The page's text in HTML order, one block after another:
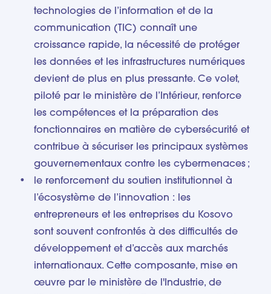
technologies de l’information et de la
communication (TIC) connaît une
croissance rapide, la nécessité de protéger
les données et les infrastructures numériques
devient de plus en plus pressante. Ce volet,
piloté par le ministère de l’Intérieur, renforce
les compétences et la préparation des
fonctionnaires en matière de cybersécurité et
contribue à sécuriser les principaux systèmes
gouvernementaux contre les cybermenaces ;
le renforcement du soutien institutionnel à
l’écosystème de l’innovation : les
entrepreneurs et les entreprises du Kosovo
sont souvent confrontés à des difficultés de
développement et d’accès aux marchés
internationaux. Cette composante, mise en
œuvre par le ministère de l'Industrie, de